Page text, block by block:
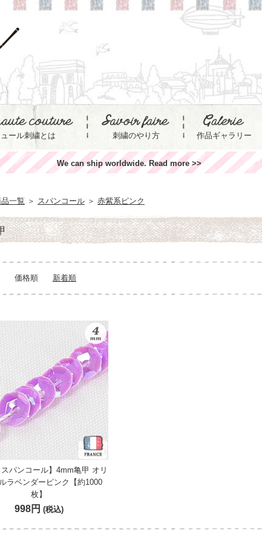
ール刺繍とは 刺繍のやり方 作品ギャラリー
We can ship worldwide. Read more >>
一覧 ＞ スパンコール ＞ 赤紫系ピンク
価格順 新着順
スパンコール】4mm亀甲 オリ
ラベンダーピンク【約1000
枚】
998円 (税込)